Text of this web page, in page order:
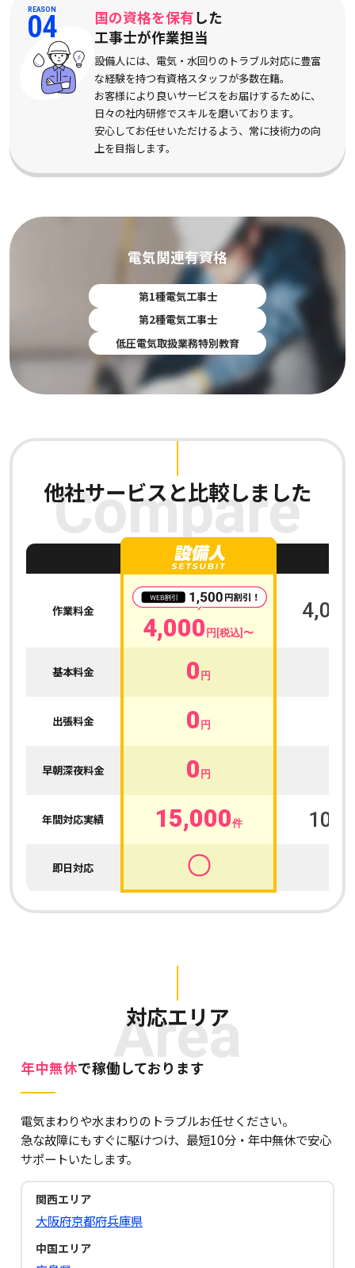
REASON
04 国の資格を保有した
工事士が作業担当
設備人には、電気・水回りのトラブル対応に豊富
な経験を持つ有資格スタッフが多数在籍。
お客様により良いサービスをお届けするために、
日々の社内研修でスキルを磨いております。
安心してお任せいただけるよう、常に技術力の向
上を目指します。
電気関連有資格
第1種電気工事士
第2種電気工事士
低圧電気取扱業務特別教育
Compare
他社サービスと比較しました
作業料金
4,000 円[税込]〜
4,000
基本料金 0 円
出張料金 0 円
早朝深夜料金 0 円
年間対応実績 15,000件
即日対応 〇
Area
対応エリア
年中無休で稼働しております
電気まわりや水まわりのトラブルお任せください。
急な故障にもすぐに駆けつけ、最短10分・年中無休で安心
サポートいたします。
関西エリア
大阪府京都府兵庫県
中国エリア